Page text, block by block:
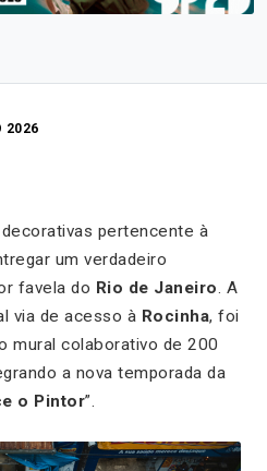
2026
pertencente à
um verdadeiro
favela do Rio de Janeiro. A
via de acesso à Rocinha, foi
mural colaborativo de 200
a nova temporada da
o Pintor”.